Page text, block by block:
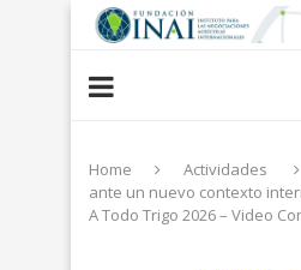
Home Actividades
ante un nuevo contexto
A Todo Trigo 2026 – Video